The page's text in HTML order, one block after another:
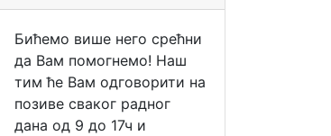
Бићемо више него срећни
да Вам помогнемо! Наш
тим ће Вам одговорити на
позиве сваког радног
дана од 9 до 17ч и